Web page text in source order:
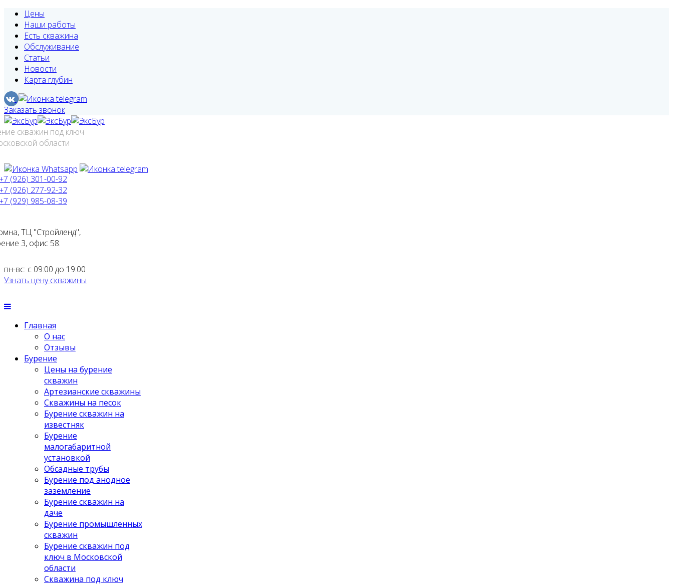
Цены
Наши работы
Есть скважина
Обслуживание
Статьи
Новости
Карта глубин
Заказать звонок
скважин под ключ
области
(926) 301-00-92
(926) 277-92-32
(929) 985-08-39
ТЦ "Стройленд",
3, офис 58.
пн-вс: с 09:00 до 19:00
Узнать цену скважины
Главная
О нас
Отзывы
Бурение
Цены на бурение
скважин
Артезианские скважины
Скважины на песок
Бурение скважин на
известняк
Бурение
малогабаритной
установкой
Обсадные трубы
Бурение под анодное
заземление
Бурение скважин на
даче
Бурение промышленных
скважин
Бурение скважин под
ключ в Московской
области
Скважина под ключ